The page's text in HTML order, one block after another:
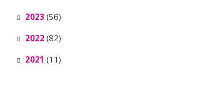
2023 (56)
2022 (82)
2021 (11)